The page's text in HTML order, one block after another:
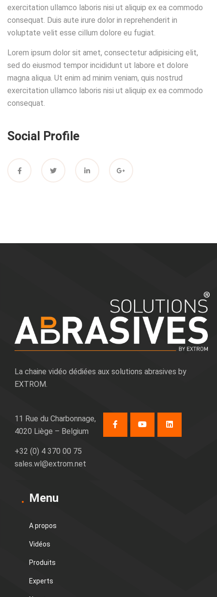
exercitation ullamco laboris nisi ut aliquip ex ea commodo
consequat. Duis aute irure dolor in reprehenderit in
voluptate velit esse cillum dolore eu fugiat.
Lorem ipsum dolor sit amet, consectetur adipisicing elit,
sed do eiusmod tempor incididunt ut labore et dolore
magna aliqua. Ut enim ad minim veniam, quis nostrud
exercitation ullamco laboris nisi ut aliquip ex ea commodo
consequat.
Social Profile
La chaine vidéo dédiées aux solutions abrasives by
EXTROM.
11 Rue du Charbonnage,
4020 Liège – Belgium
+32 (0) 4 370 00 75
sales.wl@extrom.net
Menu
A propos
Vidéos
Produits
Experts